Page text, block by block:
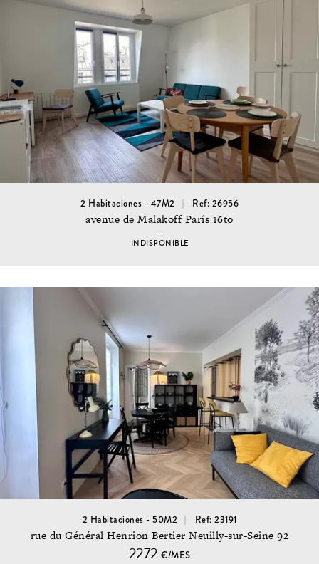
2 Habitaciones - 47M2 Ref: 26956
avenue de Malakoff París 16to
INDISPONIBLE
2 Habitaciones - 50M2 Ref: 23191
rue du Général Henrion Bertier Neuilly-sur-Seine 92
2272 €/MES